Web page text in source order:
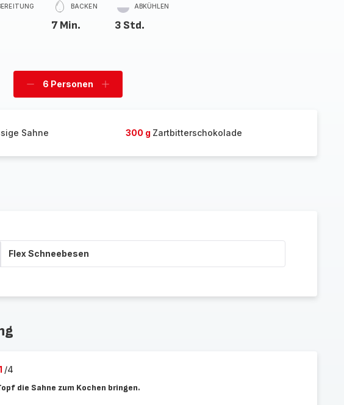
BACKEN
7 Min.
ABKÜHLEN
3 Std.
Personen
6 Personen
Personen
Sahne 300 g Zartbitterschokolade
Flex Schneebesen
/4
die Sahne zum Kochen bringen.